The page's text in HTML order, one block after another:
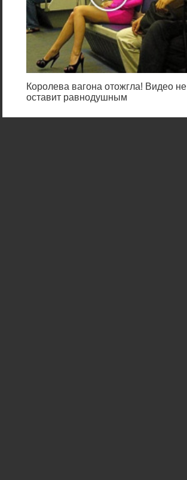
Королева вагона отожгла! Видео не
оставит равнодушным